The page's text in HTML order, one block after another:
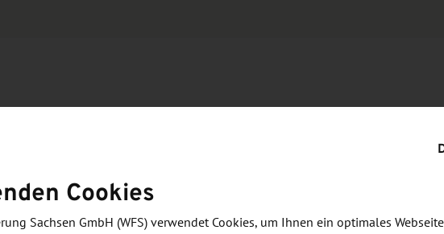
strategische Einschätzungen,
den Erfahrungsaustausch zum Strukturwandel in
Cookies
Sachsen GmbH (WFS) verwendet Cookies, um Ihnen ein optimales